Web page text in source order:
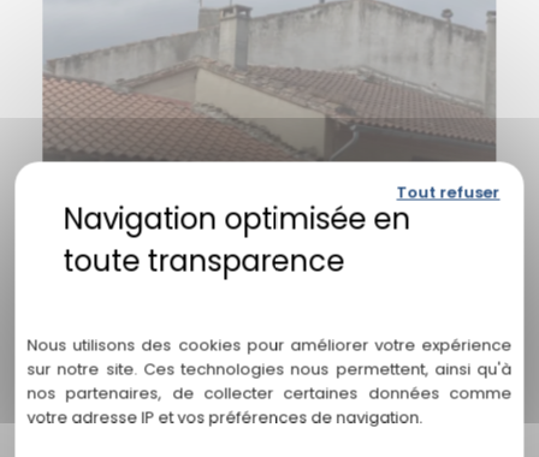
Réfection complète de toiture sur
Nous utilisons des cookies pour améliorer votre expérience
sur notre site. Ces technologies nous permettent, ainsi qu'à
nos partenaires, de collecter certaines données comme
votre adresse IP et vos préférences de navigation.
Tout refuser